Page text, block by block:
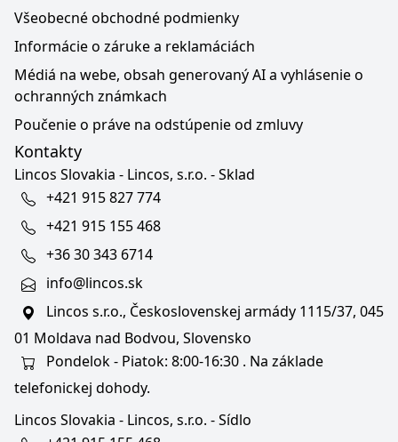
Všeobecné obchodné podmienky
Informácie o záruke a reklamáciách
Médiá na webe, obsah generovaný AI a vyhlásenie o
ochranných známkach
Poučenie o práve na odstúpenie od zmluvy
Kontakty
Lincos Slovakia - Lincos, s.r.o. - Sklad
+421 915 827 774
+421 915 155 468
+36 30 343 6714
info@lincos.sk
Lincos s.r.o., Československej armády 1115/37, 045
01 Moldava nad Bodvou, Slovensko
Pondelok - Piatok: 8:00-16:30 . Na základe
telefonickej dohody.
Lincos Slovakia - Lincos, s.r.o. - Sídlo